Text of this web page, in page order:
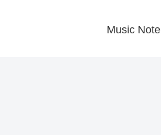
Music Note